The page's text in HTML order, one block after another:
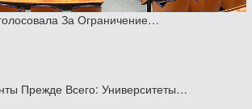
За Ограничение…
Прежде Всего: Университеты…